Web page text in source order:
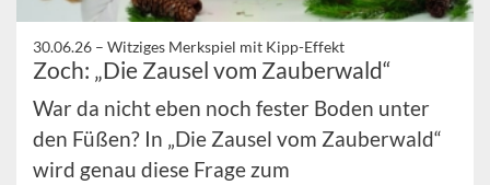
30.06.26 – Witziges Merkspiel mit Kipp-Effekt
Zoch: „Die Zausel vom Zauberwald“
War da nicht eben noch fester Boden unter
den Füßen? In „Die Zausel vom Zauberwald“
wird genau diese Frage zum